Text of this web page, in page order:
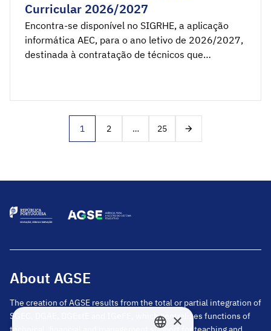
Curricular 2026/2027
Encontra-se disponível no SIGRHE, a aplicação
informática AEC, para o ano letivo de 2026/2027,
destinada à contratação de técnicos que
2026/2027 Nota de Anexos Legislação Decreto-
Lei n.º 212/2009, de 3 de setembro, na redação
conferida pelo Decreto-Lei n.º 169/2015, de 24
de agosto; Portaria […]
1 2 … 25
About AGSE
The creation of AGSE results from the total or partial integration of
SGEC, DGAE, DGEstE and IGeFE, which centralizes functions of
×